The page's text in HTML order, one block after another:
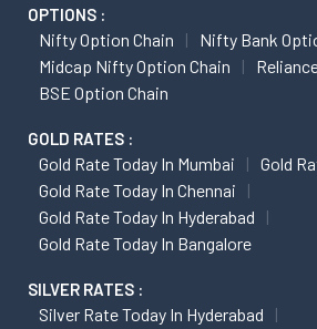
OPTIONS :
Nifty Option Chain
Nifty Bank
Midcap Nifty Option Chain
BSE Option Chain
GOLD RATES :
Gold Rate Today In Mumbai
Gold
Gold Rate Today In Chennai
Gold Rate Today In Hyderabad
Gold Rate Today In Bangalore
SILVER RATES :
Silver Rate Today In Hyderabad